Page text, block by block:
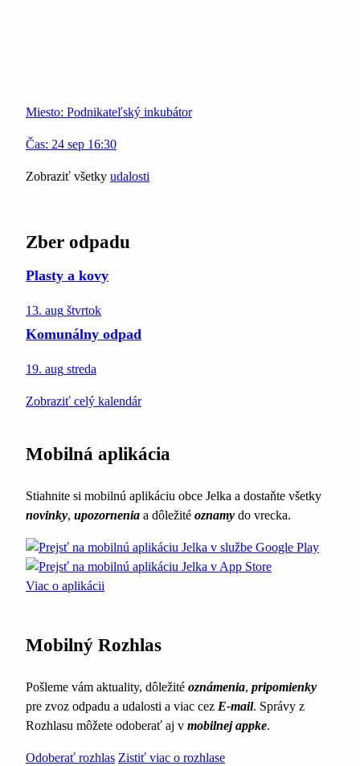
Miesto: Podnikateľský inkubátor
Čas: 24 sep 16:30
Zobraziť všetky udalosti
Zber odpadu
Plasty a kovy
13. aug štvrtok
Komunálny odpad
19. aug streda
Zobraziť celý kalendár
Mobilná aplikácia
Stiahnite si mobilnú aplikáciu obce Jelka a dostaňte všetky
novinky, upozornenia a dôležité oznamy do vrecka.
Viac o aplikácii
Mobilný Rozhlas
Pošleme vám aktuality, dôležité oznámenia, pripomienky
pre zvoz odpadu a udalosti a viac cez E-mail. Správy z
Rozhlasu môžete odoberať aj v mobilnej appke.
Odoberať rozhlas Zistiť viac o rozhlase